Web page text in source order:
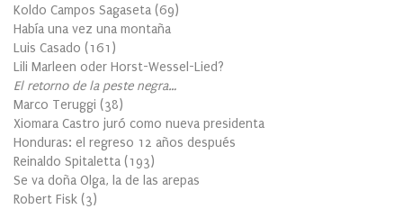
Koldo Campos Sagaseta (69)
Había una vez una montaña
Luis Casado (161 )
Lili Marleen oder Horst-Wessel-Lied?
El retorno de la peste negra…
Marco Teruggi (38)
Xiomara Castro juró como nueva presidenta
Honduras: el regreso 12 años después
Reinaldo Spitaletta (193)
Se va doña Olga, la de las arepas
Robert Fisk (3)